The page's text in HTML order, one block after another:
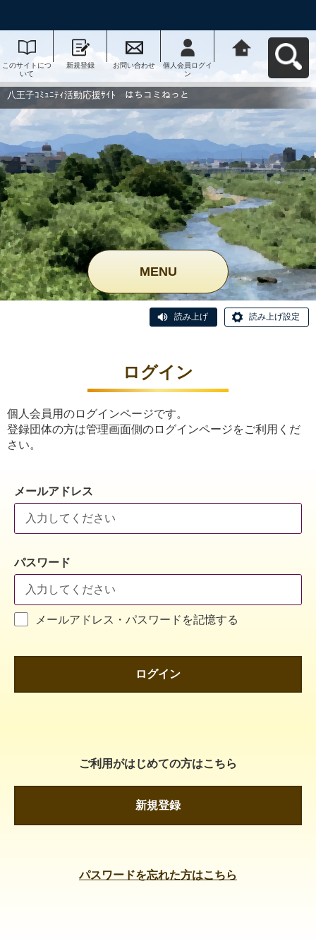
このサイトにつ
いて
新規登録 お問い合わせ
個人会員ログイ
ン
動応援ｻｲﾄ はち
コミねっとへ戻
八王子ｺﾐｭﾆﾃｨ活動応援ｻｲﾄ はちコミねっと
MENU
読み上げ 読み上げ設定
ログイン
個人会員用のログインページです。
登録団体の方は管理画面側のログインページをご利用くだ
さい。
メールアドレス
パスワード
メールアドレス・パスワードを記憶する
ログイン
ご利用がはじめての方はこちら
新規登録
パスワードを忘れた方はこちら